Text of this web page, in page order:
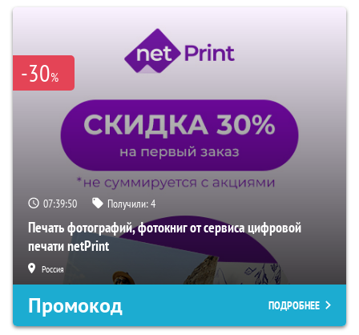
-30%
07:39:49 Получили:4
Печать фотографий, фотокниг от сервиса цифровой
печати netPrint
Россия
Промокод ПОДРОБНЕЕ